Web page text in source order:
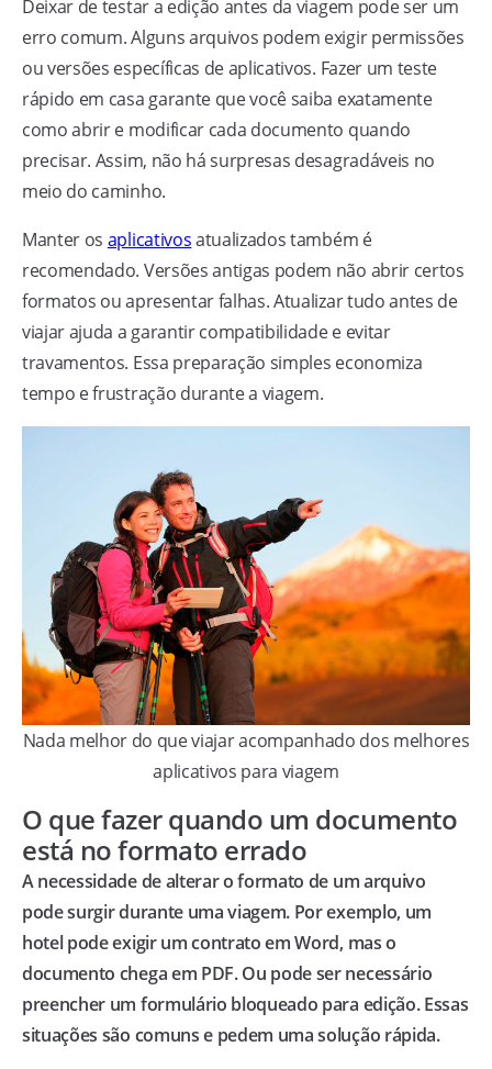
Deixar de testar a edição antes da viagem pode ser um
erro comum. Alguns arquivos podem exigir permissões
ou versões específicas de aplicativos. Fazer um teste
rápido em casa garante que você saiba exatamente
como abrir e modificar cada documento quando
precisar. Assim, não há surpresas desagradáveis no
meio do caminho.
Manter os aplicativosatualizados também é
recomendado. Versões antigas podem não abrir certos
formatos ou apresentar falhas. Atualizar tudo antes de
viajar ajuda a garantir compatibilidade e evitar
travamentos. Essa preparação simples economiza
tempo e frustração durante a viagem.
Nada melhor do que viajar acompanhado dos melhores
aplicativos para viagem
O que fazer quando um documento
está no formato errado
A necessidade de alterar o formato de um arquivo
pode surgir durante uma viagem. Por exemplo, um
hotel pode exigir um contrato em Word, mas o
documento chega em PDF. Ou pode ser necessário
preencher um formulário bloqueado para edição. Essas
situações são comuns e pedem uma solução rápida.